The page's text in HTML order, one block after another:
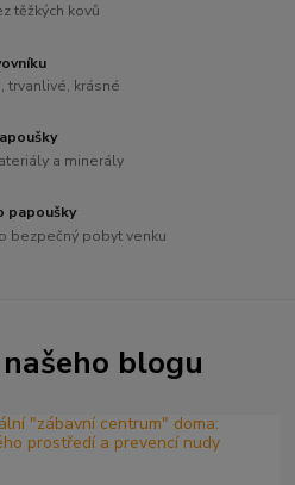
těžkých kovů
trvanlivé, krásné
a minerály
papoušky
bezpečný pobyt venku
blogu